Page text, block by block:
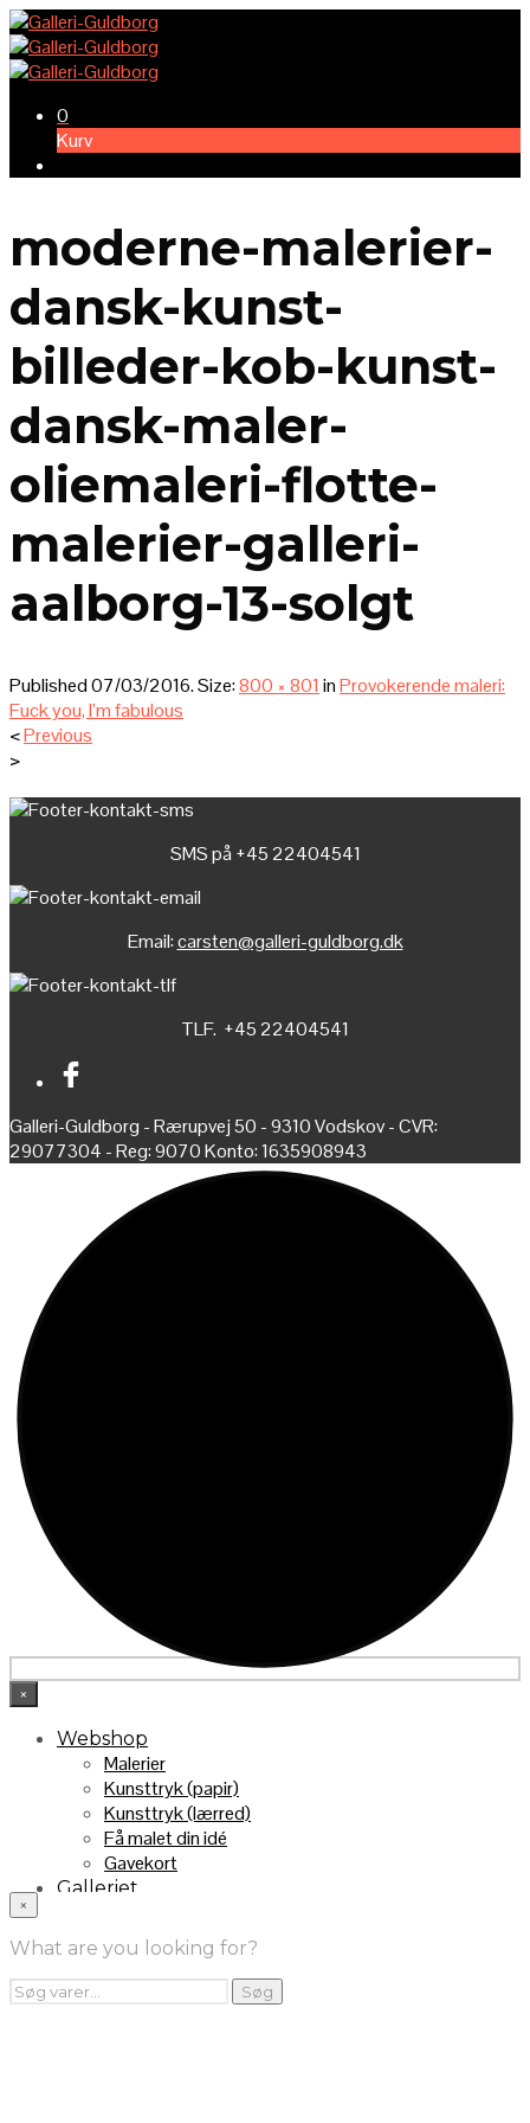
0
Kurv
moderne-malerier-
dansk-kunst-
billeder-kob-kunst-
dansk-maler-
oliemaleri-flotte-
malerier-galleri-
aalborg-13-solgt
Published07/03/2016. Size:800 × 801 inProvokerende maleri:
Fuck you, I’m fabulous
<Previous
>
SMS på +45 22404541
Email:carsten@galleri-guldborg.dk
TLF. +45 22404541
Galleri-Guldborg - Rærupvej 50 - 9310 Vodskov - CVR:
29077304 - Reg: 9070 Konto: 1635908943
×
Webshop
Malerier
Kunsttryk (papir)
Kunsttryk (lærred)
Få malet din idé
Gavekort
Galleriet
Handelsebetingelser
Returnering
FRA TV
Videoklip fra TV2
×
What are you looking for?
Søg
efter:
Søg